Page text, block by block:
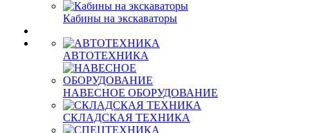
Кабины на экскаваторы
АВТОТЕХНИКА
НАВЕСНОЕ ОБОРУДОВАНИЕ
СКЛАДСКАЯ ТЕХНИКА